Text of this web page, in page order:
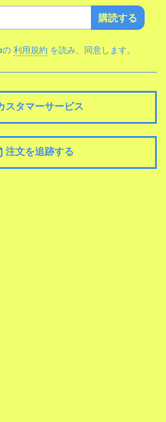
購読する
の 利用規約 を読み、同意します。
スタマーサービス
注文を追跡する